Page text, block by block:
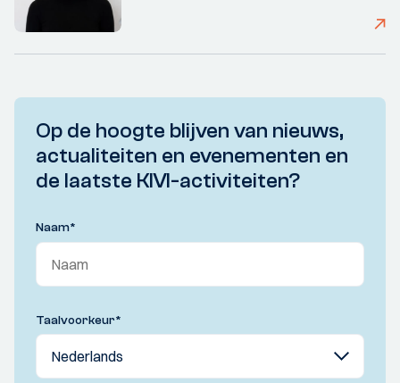
Op de hoogte blijven van nieuws,
actualiteiten en evenementen en
de laatste KIVI-activiteiten?
Naam*
Taalvoorkeur*